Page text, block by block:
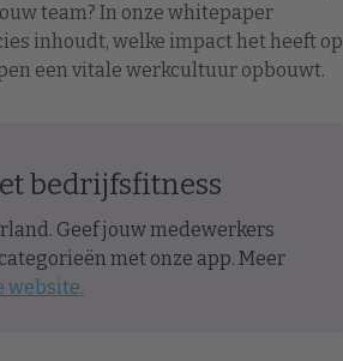
team? In onze whitepaper
inhoudt, welke impact het heeft op
een vitale werkcultuur opbouwt.
bedrijfsfitness
Geef jouw medewerkers
met onze app. Meer
website.